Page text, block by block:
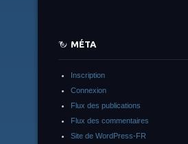
MÉTA
Inscription
Connexion
Flux des publications
Flux des commentaires
Site de WordPress-FR